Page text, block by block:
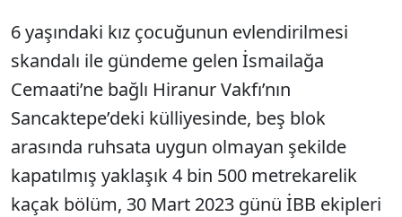
6 yaşındaki kız çocuğunun evlendirilmesi
skandalı ile gündeme gelen İsmailağa
Cemaati’ne bağlı Hiranur Vakfı’nın
Sancaktepe’deki külliyesinde, beş blok
arasında ruhsata uygun olmayan şekilde
kapatılmış yaklaşık 4 bin 500 metrekarelik
kaçak bölüm, 30 Mart 2023 günü İBB ekipleri